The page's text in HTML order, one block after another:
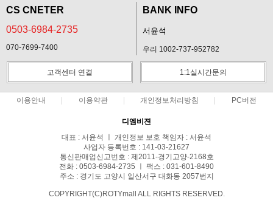
CS CNETER
0503-6984-2735
070-7699-7400
BANK INFO
서윤석
우리 1002-737-952782
고객센터 연결 1:1실시간문의
이용안내 이용약관 개인정보처리방침 PC버전
디엠비젼
대표 : 서윤석 ㅣ 개인정보 보호 책임자 : 서윤석
사업자 등록번호 : 141-03-21627
통신판매업신고번호 : 제2011-경기고양-2168호
전화 : 0503-6984-2735 ㅣ 팩스 : 031-601-8490
주소 : 경기도 고양시 일산서구 대화동 2057번지
COPYRIGHT(C)ROTYmall ALL RIGHTS RESERVED.